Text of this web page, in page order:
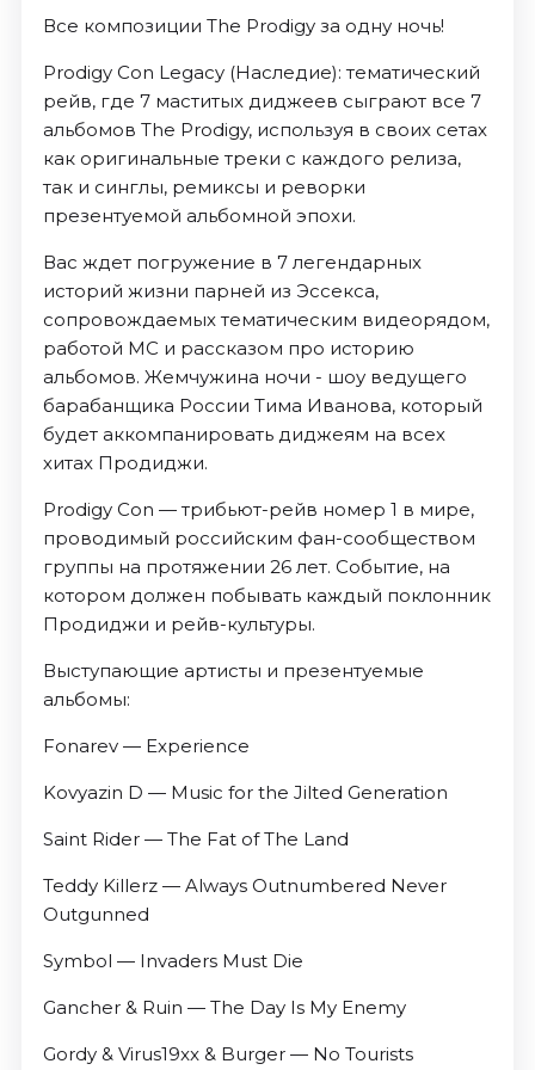
Все композиции The Prodigy за одну ночь!
Prodigy Con Legacy (Наследие): тематический
рейв, где 7 маститых диджеев сыграют все 7
альбомов The Prodigy, используя в своих сетах
как оригинальные треки с каждого релиза,
так и синглы, ремиксы и реворки
презентуемой альбомной эпохи.
Вас ждет погружение в 7 легендарных
историй жизни парней из Эссекса,
сопровождаемых тематическим видеорядом,
работой МС и рассказом про историю
альбомов. Жемчужина ночи - шоу ведущего
барабанщика России Тима Иванова, который
будет аккомпанировать диджеям на всех
хитах Продиджи.
Prodigy Con — трибьют-рейв номер 1 в мире,
проводимый российским фан-сообществом
группы на протяжении 26 лет. Событие, на
котором должен побывать каждый поклонник
Продиджи и рейв-культуры.
Выступающие артисты и презентуемые
альбомы:
Fonarev — Experience
Kovyazin D — Music for the Jilted Generation
Saint Rider — The Fat of The Land
Teddy Killerz — Always Outnumbered Never
Outgunned
Symbol — Invaders Must Die
Gancher & Ruin — The Day Is My Enemy
Gordy & Virus19xx & Burger — No Tourists